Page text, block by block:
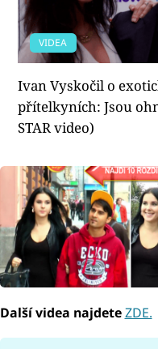
VIDEA
Ivan Vyskočil o
přítelkyních: Jsou
STAR video)
Další videa najdeteZDE.